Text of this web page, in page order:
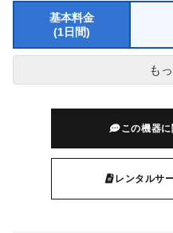
基本料金
(1日間)
この機器
レンタルサ